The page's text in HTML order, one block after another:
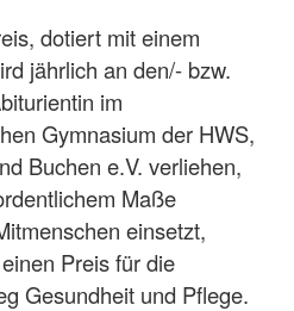
dotiert mit einem
jährlich an den/- bzw.
im
Gymnasium der HWS,
Buchen e.V. verliehen,
Maße
einsetzt,
Preis für die
Gesundheit und Pflege.